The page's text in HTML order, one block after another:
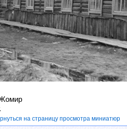
на страницу просмотра миниатюр